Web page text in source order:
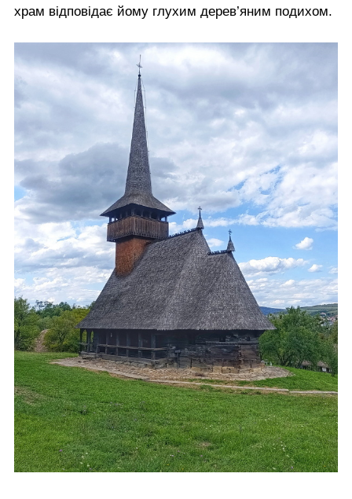
храм відповідає йому глухим дерев’яним подихом.